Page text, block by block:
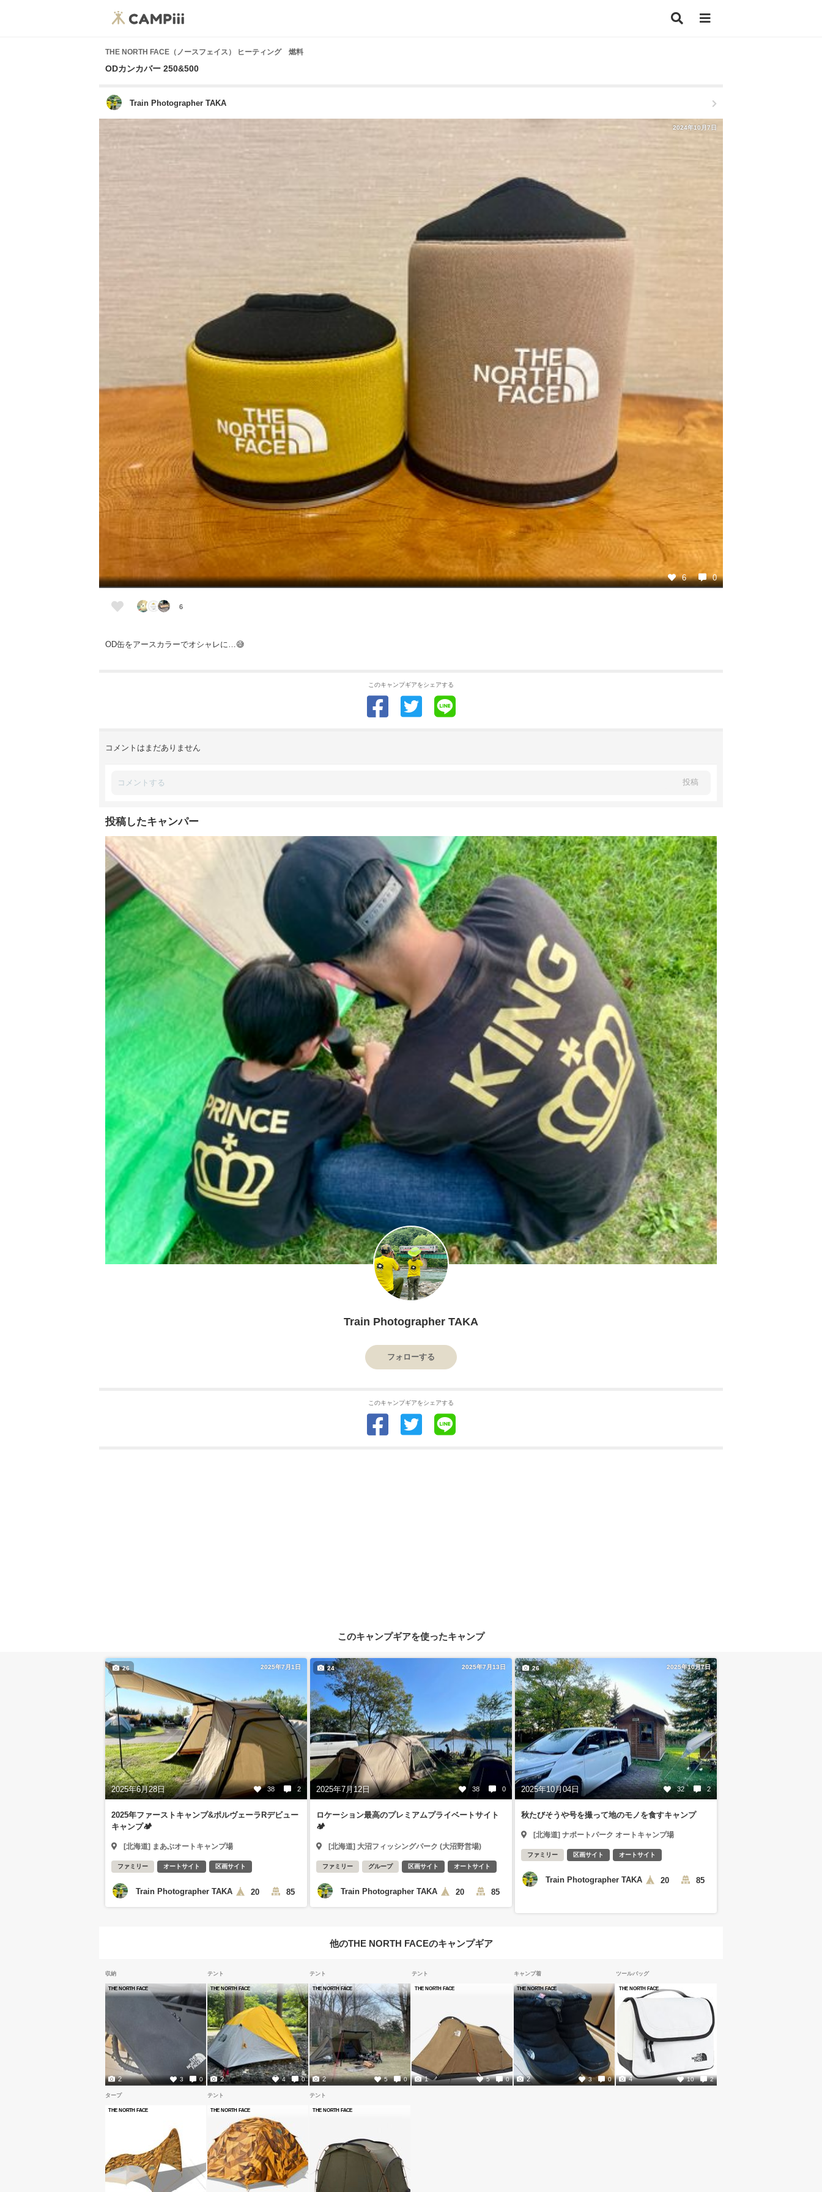
THE NORTH FACE（ノースフェイス） ヒーティング 燃料
ODカンカバー 250&500
Train Photographer TAKA
2024年10月7日
6 0
6
OD缶をアースカラーでオシャレに…😅
このキャンプギアをシェアする
コメントはまだありません
投稿
投稿したキャンパー
Train Photographer TAKA
フォローする
このキャンプギアをシェアする
このキャンプギアを使ったキャンプ
2025年7月1日
2025年6月28日 38 2
26
2025年ファーストキャンプ&ポルヴェーラRデビュー
キャンプ🏕️
[北海道] まあぶオートキャンプ場
ファミリー オートサイト 区画サイト
Train Photographer TAKA 20 85
2025年7月13日
2025年7月12日 38 0
24
ロケーション最高のプレミアムプライベートサイト
🏕️
[北海道] 大沼フィッシングパーク (大沼野営場)
ファミリー グループ 区画サイト オートサイト
Train Photographer TAKA 20 85
2025年10月7日
2025年10月04日 32 2
26
秋たびそうや号を撮って地のモノを食すキャンプ
[北海道] ナポートパーク オートキャンプ場
ファミリー 区画サイト オートサイト
Train Photographer TAKA 20 85
他のTHE NORTH FACEのキャンプギア
収納
THE NORTH FACE
3 0
2
テント
THE NORTH FACE
4 0
2
テント
THE NORTH FACE
5 0
2
テント
THE NORTH FACE
5 0
1
キャンプ着
THE NORTH FACE
3 0
2
ツールバッグ
THE NORTH FACE
10 2
4
タープ
THE NORTH FACE
テント
THE NORTH FACE
テント
THE NORTH FACE